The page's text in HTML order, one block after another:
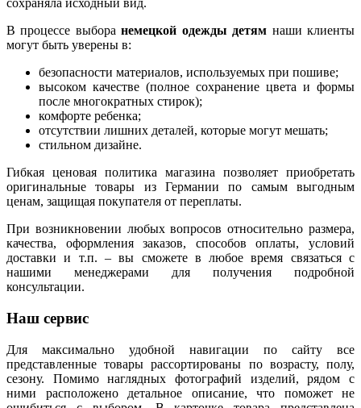
сохраняла исходный вид.
В процессе выборанемецкой одежды детям наши клиенты
могут быть уверены в:
безопасности материалов, используемых при пошиве;
высоком качестве (полное сохранение цвета и формы
после многократных стирок);
комфорте ребенка;
отсутствии лишних деталей, которые могут мешать;
стильном дизайне.
Гибкая ценовая политика магазина позволяет приобретать
оригинальные товары из Германии по самым выгодным
ценам, защищая покупателя от переплаты.
При возникновении любых вопросов относительно размера,
качества, оформления заказов, способов оплаты, условий
доставки и т.п. – вы сможете в любое время связаться с
нашими менеджерами для получения подробной
консультации.
Наш сервис
Для максимально удобной навигации по сайту все
представленные товары рассортированы по возрасту, полу,
сезону. Помимо наглядных фотографий изделий, рядом с
ними расположено детальное описание, что поможет не